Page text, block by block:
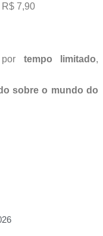
R$ 7,90
por tempo limitado,
sobre o mundo do